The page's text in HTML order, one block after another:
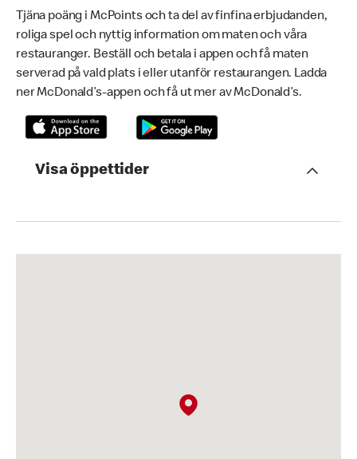
Tjäna poäng i McPoints och ta del av finfina erbjudanden,
roliga spel och nyttig information om maten och våra
restauranger. Beställ och betala i appen och få maten
serverad på vald plats i eller utanför restaurangen. Ladda
ner McDonald’s-appen och få ut mer av McDonald’s.
Visa öppettider